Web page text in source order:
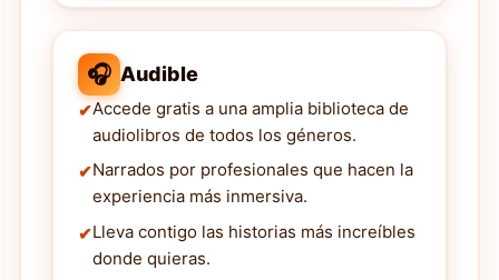
🎧 Audible
Accede gratis a una amplia biblioteca de
audiolibros de todos los géneros.
Narrados por profesionales que hacen la
experiencia más inmersiva.
Lleva contigo las historias más increíbles
donde quieras.